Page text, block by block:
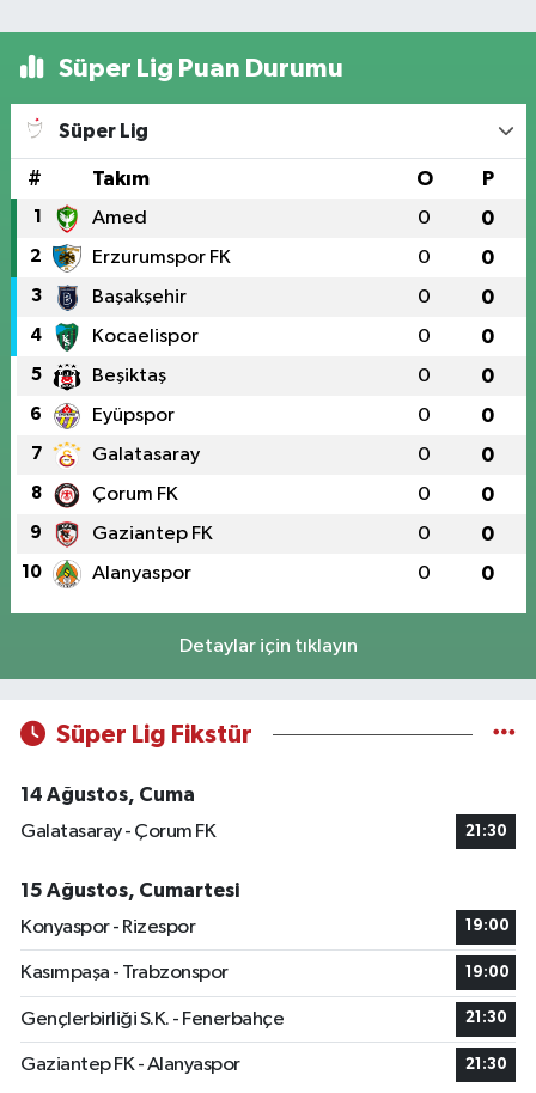
Süper Lig Puan Durumu
Süper Lig
# Takım O P
1 Amed 0 0
2 Erzurumspor FK 0 0
3 Başakşehir 0 0
4 Kocaelispor 0 0
5 Beşiktaş 0 0
6 Eyüpspor 0 0
7 Galatasaray 0 0
8 Çorum FK 0 0
9 Gaziantep FK 0 0
10 Alanyaspor 0 0
Detaylar için tıklayın
Süper Lig Fikstür
14 Ağustos, Cuma
Galatasaray - Çorum FK
21:30
15 Ağustos, Cumartesi
Konyaspor - Rizespor
19:00
Kasımpaşa - Trabzonspor 19:00
Gençlerbirliği S.K. - Fenerbahçe 21:30
Gaziantep FK - Alanyaspor 21:30